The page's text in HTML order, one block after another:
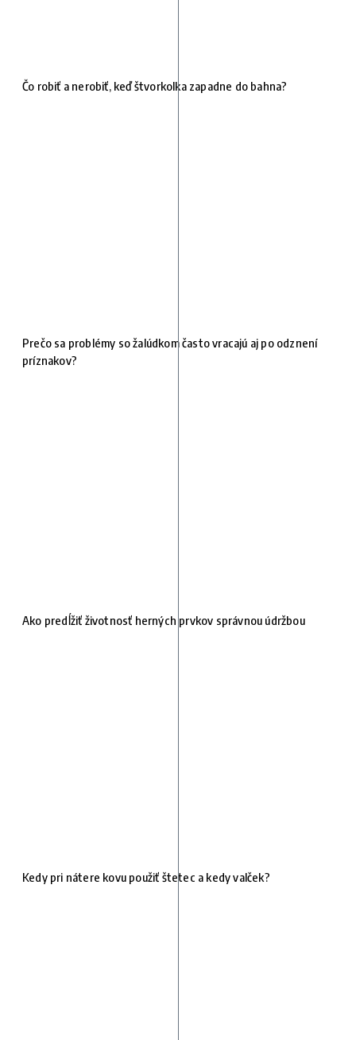
Čo robiť a nerobiť, keď štvorkolka zapadne do bahna?
Prečo sa problémy so žalúdkom často vracajú aj po odznení
príznakov?
Ako predĺžiť životnosť herných prvkov správnou údržbou
Kedy pri nátere kovu použiť štetec a kedy valček?